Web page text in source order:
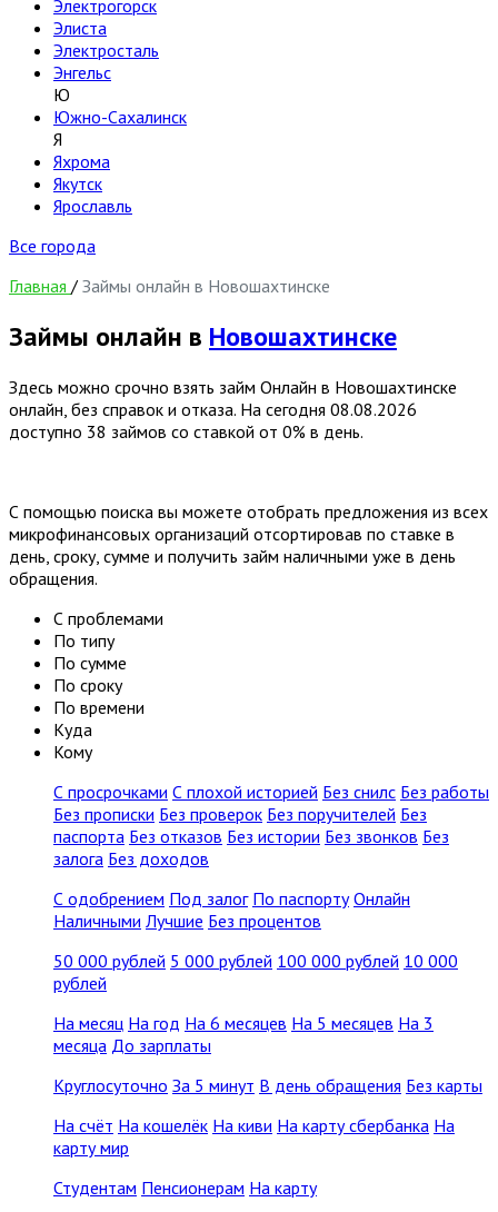
Электрогорск
Элиста
Электросталь
Энгельс
Ю
Южно-Сахалинск
Я
Яхрома
Якутск
Ярославль
Все города
Главная / Займы онлайн в Новошахтинске
Займы онлайн в Новошахтинске
Здесь можно срочно взять займ Онлайн в Новошахтинске
онлайн, без справок и отказа. На сегодня 08.08.2026
доступно 38 займов со ставкой от 0% в день.
С помощью поиска вы можете отобрать предложения из всех
микрофинансовых организаций отсортировав по ставке в
день, сроку, сумме и получить займ наличными уже в день
обращения.
С проблемами
По типу
По сумме
По сроку
По времени
Куда
Кому
С просрочками С плохой историей Без снилс Без работы
Без прописки Без проверок Без поручителей Без
паспорта Без отказов Без истории Без звонков Без
залога Без доходов
С одобрением Под залог По паспорту Онлайн
Наличными Лучшие Без процентов
50 000 рублей 5 000 рублей 100 000 рублей 10 000
рублей
На месяц На год На 6 месяцев На 5 месяцев На 3
месяца До зарплаты
Круглосуточно За 5 минут В день обращения Без карты
На счёт На кошелёк На киви На карту сбербанка На
карту мир
Студентам Пенсионерам На карту